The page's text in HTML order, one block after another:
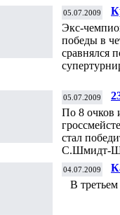
05.07.2009
Экс-
победы в
сравнялся
05.07.2009
По 8 очков
стал
С.Шмидт-
04.07.2009
В третьем